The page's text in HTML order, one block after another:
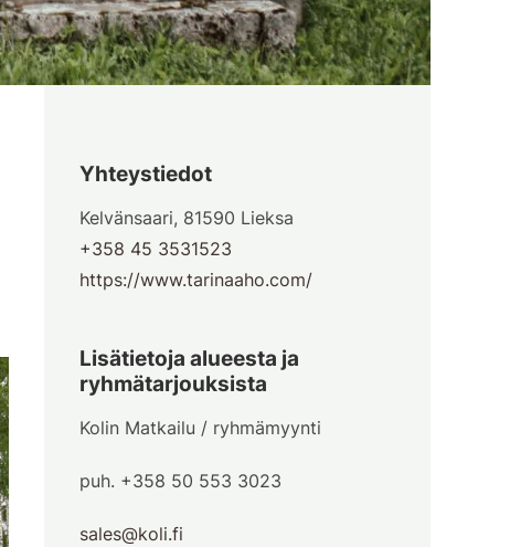
Yhteystiedot
Kelvänsaari, 81590 Lieksa
+358 45 3531523
https://www.tarinaaho.com/
Lisätietoja alueesta ja
ryhmätarjouksista
Kolin Matkailu / ryhmämyynti
puh. +358 50 553 3023
sales@koli.fi